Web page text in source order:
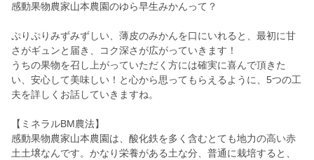
感動果物農家山本農園のゆら早生みかんって？
ぷりぷりみずみずしい、薄皮のみかんを口にいれると、最初に甘
さがギュンと届き、コク深さが広がっていきます！
うちの果物を召し上がっていただく方には確実に喜んで頂きた
い、安心して美味しい！と心から思ってもらえるように、5つの工
夫を詳しくお話していきますね。
【ミネラルBM農法】
感動果物農家山本農園は、酸化鉄を多く含むとても地力の高い赤
土土壌なんです。かなり栄養がある土な分、普通に栽培すると、